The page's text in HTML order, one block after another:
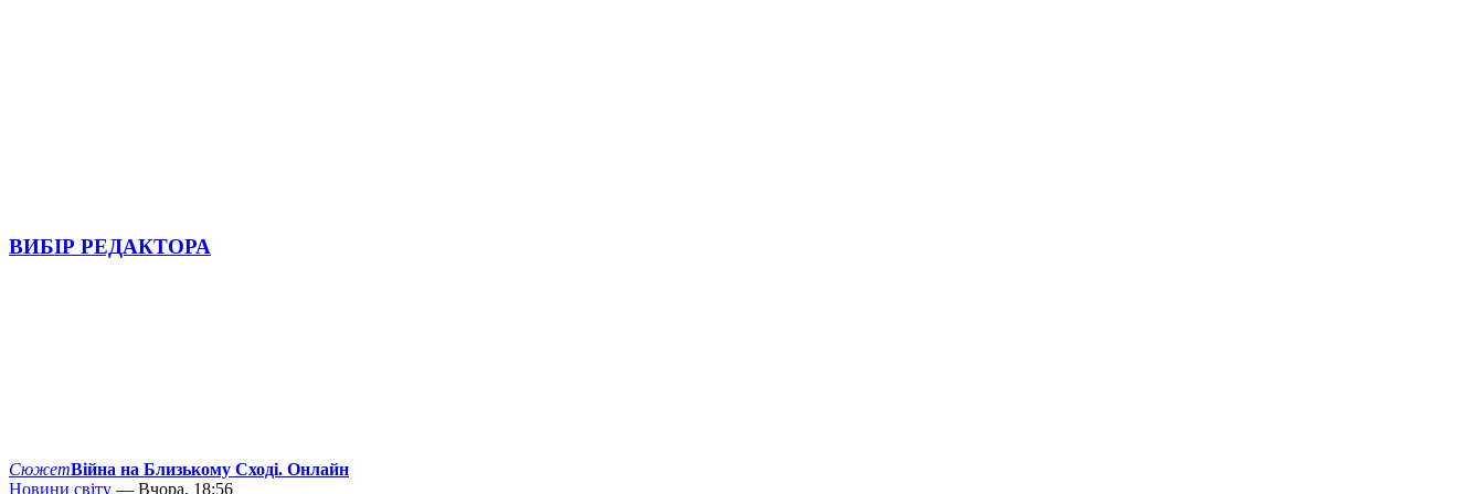
ВИБІР РЕДАКТОРА
СюжетВійна на Близькому Сході. Онлайн
Новини світу — Вчора, 18:56